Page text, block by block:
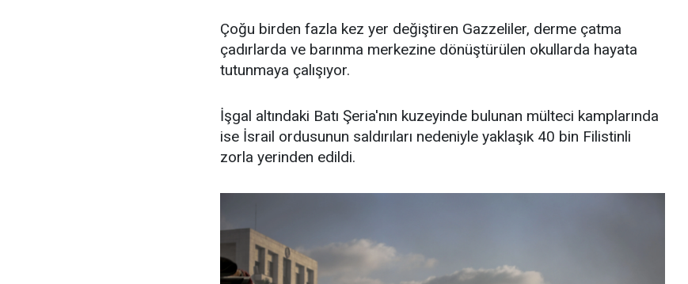
Çoğu birden fazla kez yer değiştiren Gazzeliler, derme çatma
çadırlarda ve barınma merkezine dönüştürülen okullarda hayata
tutunmaya çalışıyor.
İşgal altındaki Batı Şeria'nın kuzeyinde bulunan mülteci kamplarında
ise İsrail ordusunun saldırıları nedeniyle yaklaşık 40 bin Filistinli
zorla yerinden edildi.